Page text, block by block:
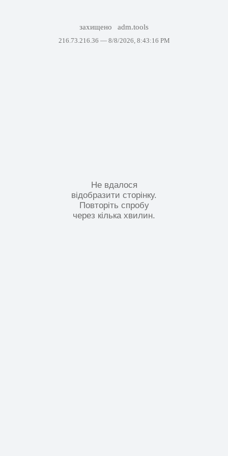
захищено adm.tools
216.73.216.36 — 8/8/2026, 8:43:16 PM
Не вдалося
відобразити сторінку.
Повторіть спробу
через кілька хвилин.